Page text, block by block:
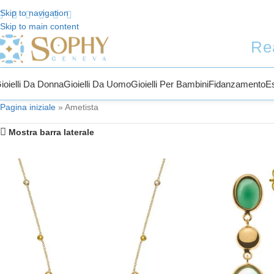
Skip to navigation
Skip to main content
a Sophy Jewelry
Da DonnaGioielli Da UomoGioielli Per BambiniFidanzamento
Pagina iniziale » Ametista
Mostra barra laterale